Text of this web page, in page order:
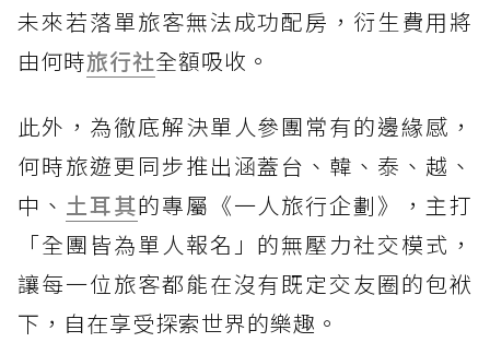
未來若落單旅客無法成功配房，衍生費用將
由何時旅行社全額吸收。
此外，為徹底解決單人參團常有的邊緣感，
何時旅遊更同步推出涵蓋台、韓、泰、越、
中、 土耳其的專屬《一人旅行企劃》，主打
「全團皆為單人報名」的無壓力社交模式，
讓每一位旅客都能在沒有既定交友圈的包袱
下，自在享受探索世界的樂趣。